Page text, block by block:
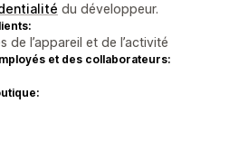
du développeur.
de l’appareil et de l’activité
et des collaborateurs: